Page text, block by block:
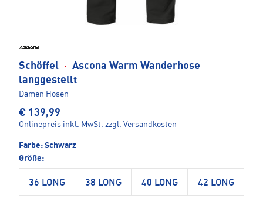
Schöffel · Ascona Warm Wanderhose
langgestellt
Damen Hosen
€ 139,99
Onlinepreis inkl. MwSt. zzgl. Versandkosten
Farbe: Schwarz
Größe:
36 LONG 38 LONG 40 LONG 42 LONG